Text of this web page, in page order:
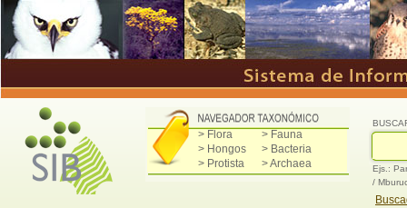
> Flora
> Fauna
> Hongos
> Bacteria
> Protista
> Archaea
Ejs.:
/